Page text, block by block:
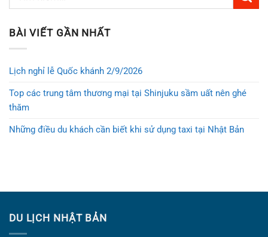
BÀI VIẾT GẦN NHẤT
Lịch nghỉ lễ Quốc khánh 2/9/2026
Top các trung tâm thương mại tại Shinjuku sầm uất nên ghé
thăm
Những điều du khách cần biết khi sử dụng taxi tại Nhật Bản
DU LỊCH NHẬT BẢN